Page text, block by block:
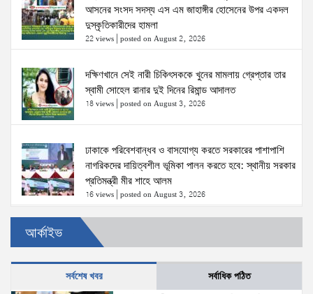
আসনের সংসদ সদস্য এস এম জাহাঙ্গীর হোসেনের উপর একদল
দুস্কৃতিকারীদের হামলা
22 views posted on August 2, 2026
দক্ষিণখানে সেই নারী চিকিৎসককে খুনের মামলায় গ্রেপ্তার তার
স্বামী সোহেল রানার দুই দিনের রিমান্ড আদালত
18 views posted on August 3, 2026
ঢাকাকে পরিবেশবান্ধব ও বাসযোগ্য করতে সরকারের পাশাপাশি
নাগরিকদের দায়িত্বশীল ভূমিকা পালন করতে হবে: স্থানীয় সরকার
প্রতিমন্ত্রী মীর শাহে আলম
16 views posted on August 3, 2026
স্বরাষ্ট্রমন্ত্রীর সঙ্গে অস্ট্রেলিয়ার নাগরিকত্ব, কাস্টম ও
বহুসংস্কৃতি বিষয়ক সহকারী মন্ত্রীর সাক্ষাৎ
15 views|posted on August 3, 2026
আর্কাইভ
সর্বশেষ খবর সর্বাধিক পঠিত